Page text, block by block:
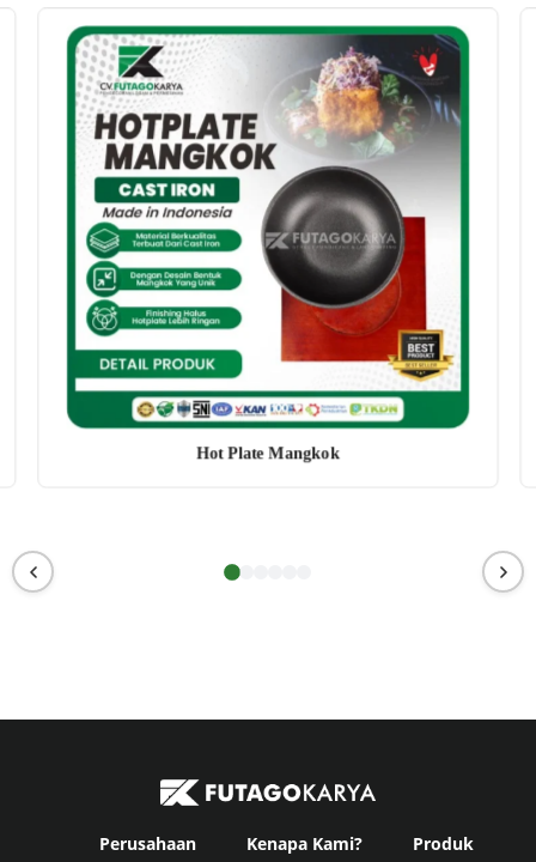
Hot Plate Mangkok
Perusahaan Kenapa Kami? Produk